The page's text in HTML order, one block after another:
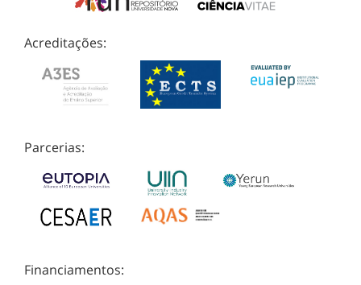
Acreditações:
Parcerias:
Financiamentos: